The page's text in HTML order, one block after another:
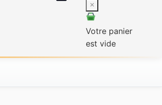
×
Votre panier
est vide